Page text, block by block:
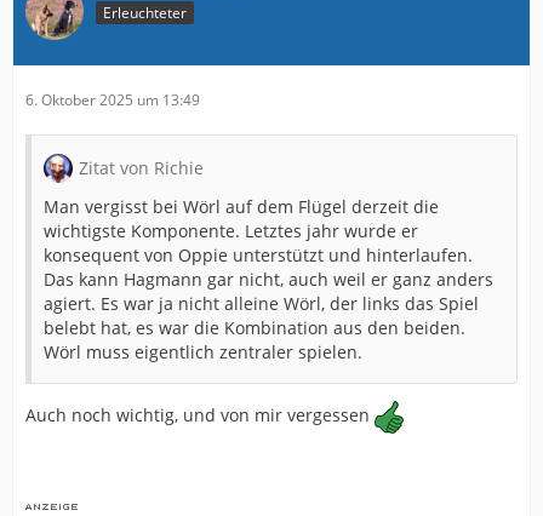
Erleuchteter
6. Oktober 2025 um 13:49
Zitat von Richie
Man vergisst bei Wörl auf dem Flügel derzeit die
wichtigste Komponente. Letztes jahr wurde er
konsequent von Oppie unterstützt und hinterlaufen.
Das kann Hagmann gar nicht, auch weil er ganz anders
agiert. Es war ja nicht alleine Wörl, der links das Spiel
belebt hat, es war die Kombination aus den beiden.
Wörl muss eigentlich zentraler spielen.
Auch noch wichtig, und von mir vergessen